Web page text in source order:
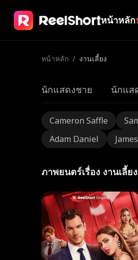
หน้าหลัก
หน้าหลัก / งานเลี้ยง
นักแสดงชาย นักแส
Cameron Saffle
Adam Daniel
ภาพยนตร์เรื่อง งานเลี้ยง